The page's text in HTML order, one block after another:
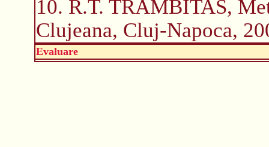
10. R.T. TRÂMBITAS,
Clujeana, Cluj-Napoca,
Evaluare